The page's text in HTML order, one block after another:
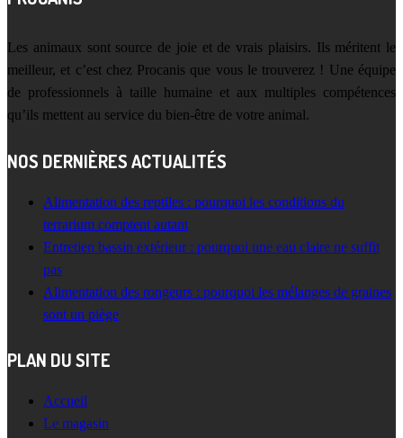
Les animaux sont source de joie et de vrais plaisirs. Ils méritent le
meilleur, et c’est chez Procanis que vous le trouverez ! Une équipe
de professionnels à taille humaine et aux multiples compétences
qu’ils mettent au service du bien-être de votre animal.
NOS DERNIÈRES ACTUALITÉS
Alimentation des reptiles : pourquoi les conditions du
terrarium comptent autant
Entretien bassin extérieur : pourquoi une eau claire ne suffit
pas
Alimentation des rongeurs : pourquoi les mélanges de graines
sont un piège
PLAN DU SITE
Accueil
Le magasin